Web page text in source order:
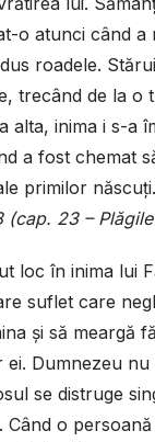
o atunci când a
roadele.
trecând de la o
alta, inima i s-a
a fost chemat
primilor
23 –
loc în inima lui
suflet care
și să meargă
ei. Dumnezeu nu
se distruge
Când o